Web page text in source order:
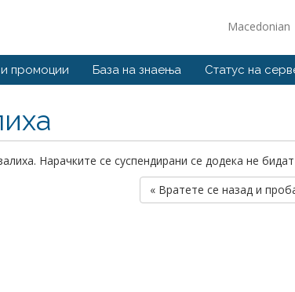
Macedonian
промоции База на знаења Статус на
Нарачките се суспендирани се додека не
« Вратете се назад и